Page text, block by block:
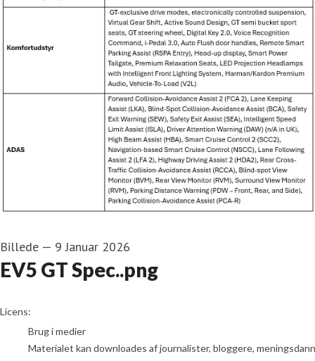
Billede — 9 Januar 2026
EV5 GT Spec..png
go to media item
Licens:
Brug i medier
Materialet kan downloades af journalister, bloggere,